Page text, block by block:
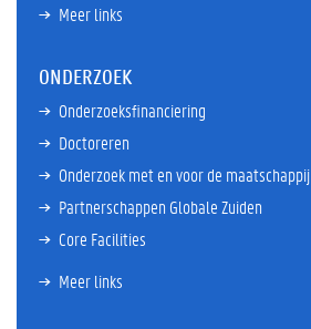
Meer links
ONDERZOEK
Onderzoeksfinanciering
Doctoreren
Onderzoek met en voor de maatschappij
Partnerschappen Globale Zuiden
Core Facilities
Meer links